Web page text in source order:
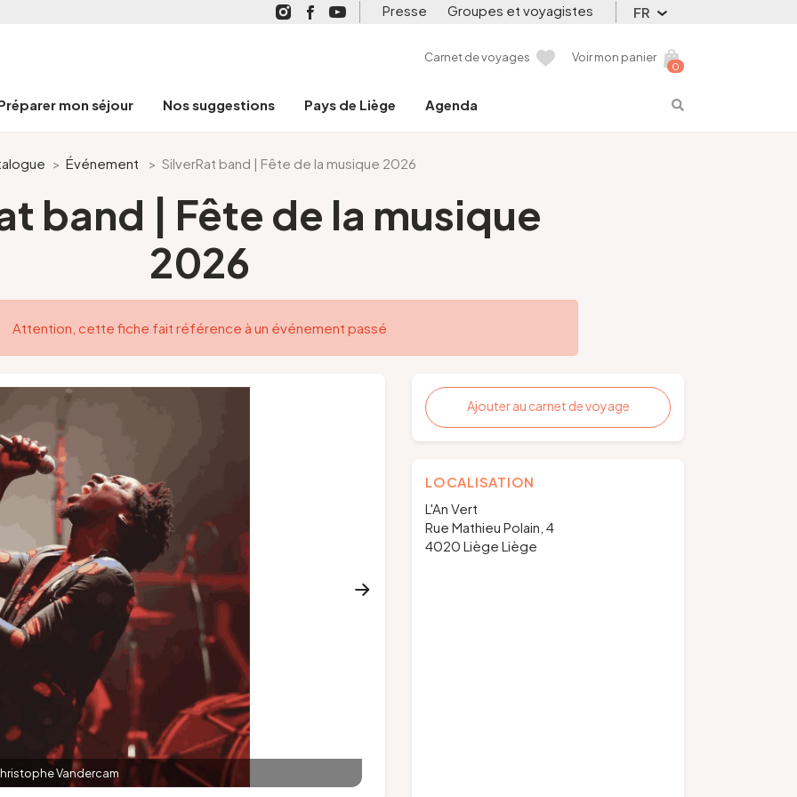
Presse Groupes et voyagistes FR
Carnet de voyages
0
Voir mon panier
mon séjour Nos suggestions Pays de Liège Agenda
> Événement > SilverRat band | Fête de la musique 2026
band | Fête de la musique
2026
Attention, cette fiche fait référence à un événement passé
Vandercam
Ajouter au carnet de voyage
LOCALISATION
L'An Vert
Rue Mathieu Polain, 4
4020 Liège Liège